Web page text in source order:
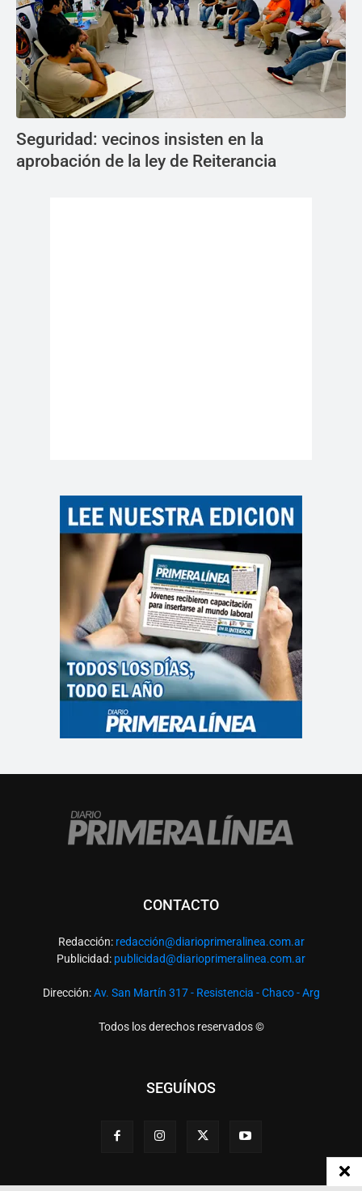
Seguridad: vecinos insisten en la
aprobación de la ley de Reiterancia
CONTACTO
Redacción: redacción@diarioprimeralinea.com.ar
Publicidad: publicidad@diarioprimeralinea.com.ar
Dirección:Av. San Martín 317 - Resistencia - Chaco - Arg
Todos los derechos reservados ©
SEGUÍNOS